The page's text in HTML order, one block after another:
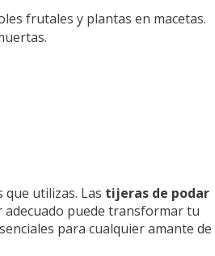
frutales y plantas en macetas.
utilizas. Las tijeras de podar
adecuado puede transformar tu
para cualquier amante de